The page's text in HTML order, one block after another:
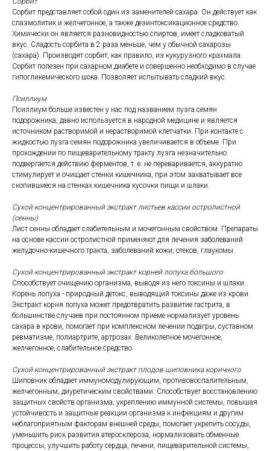
Сорбит представляет собой один из заменителей сахара. Он действует как
спазмолитик и желчегонное, а также дезинтоксикационное средство.
Химически он является разновидностью спиртов, имеет сладковатый
вкус. Сладость сорбита в 2 раза меньше, чем у обычной сахарозы
(сахара). Производят сорбит, как правило, из кукурузного крахмала.
Сорбит полезен при сахарном диабете и совершенно необходимо в случае
гипогликемического шока. Позволяет испытывать сладкий вкус.
Псиллиум
Псиллиум больше известен у нас под названием лузга семян
подорожника, давно используется в народной медицине и является
источником растворимой и нерастворимой клетчатки. При контакте с
жидкостью лузга семян подорожника увеличивается в объеме. При
прохождении по пищеварительному тракту лузга незначительно
подвергается действию ферментов, т. е. не переваривается, аккуратно
стимулирует и очищает стенки кишечника, при этом захватывает все
скопившиеся на стенках кишечника кусочки пищи и шлаки.
Сухой концентрированный экстракт листьев кассии остролистной
(сенны)
Лист сенны обладает слабительным и мочегонным свойством. Препараты
на основе кассии остролистной применяют для лечения заболеваний
желудочно-кишечного тракта, заболеваний кожи, отеков, глаукомы.
Сухой концентрированный экстракт корней лопуха большого
Способствует очищению организма, выводя из него токсины и шлаки.
Корень лопуха - природный детокс, выводящий токсины даже из крови.
Экстракт корня лопуха может предотвратить развитие гастрита, в
большинстве случаев при постоянном приеме нормализует уровень
сахара в крови, помогает при комплексном лечении подагры, суставном
ревматизме, полиартрите, артрозах. Великолепное мочегонное,
желчегонное, слабительное средство.
Сухой концентрированный экстракт плодов шиповника коричного
Шиповник обладает иммуномодулирующим, противовоспалительным,
желчегонным, диуретическим свойствами. Способствует восстановлению
защитных свойств организма, укреплению иммунной системы, повышая
устойчивость и защитные реакции организма к инфекциям и другим
неблагоприятным факторам внешней среды, помогает укрепить сосуды,
уменьшить риск развития атеросклероза, нормализовать обменные
процессы, улучшить работу сердца, печени, пищеварительной системы,